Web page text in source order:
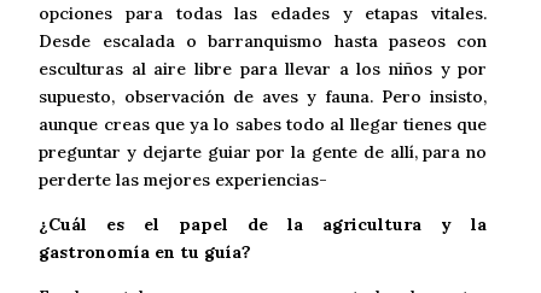
opciones para todas las edades y etapas vitales.
Desde escalada o barranquismo hasta paseos con
esculturas al aire libre para llevar a los niños y por
supuesto, observación de aves y fauna. Pero insisto,
aunque creas que ya lo sabes todo al llegar tienes que
preguntar y dejarte guiar por la gente de allí, para no
perderte las mejores experiencias-
¿Cuál es el papel de la agricultura y la
gastronomía en tu guía?